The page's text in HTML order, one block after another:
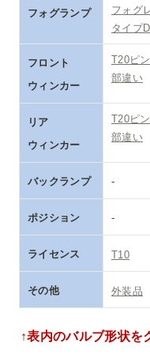
フォグランプ
フォグ
タイプD
フロント
ウィンカー
T20ピ
部違い
リア
ウィンカー
T20ピ
部違い
バックランプ -
ポジション -
ライセンス T10
その他 外装品
↑表内のバルブ形状を